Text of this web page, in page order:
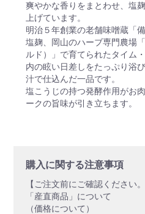
爽やかな香りをまとわせ、塩
上げています。
明治５年創業の老舗味噌蔵「
塩麹、岡山のハーブ専門農場
ルド）」で育てられたタイム
内の眩い日差しをたっぷり浴
汁で仕込んだ一品です。
塩こうじの持つ発酵作用がお
ークの旨味が引き立ちます。
購入に関する注意事項
【ご注文前にご確認ください。
「産直商品」について
（価格について）